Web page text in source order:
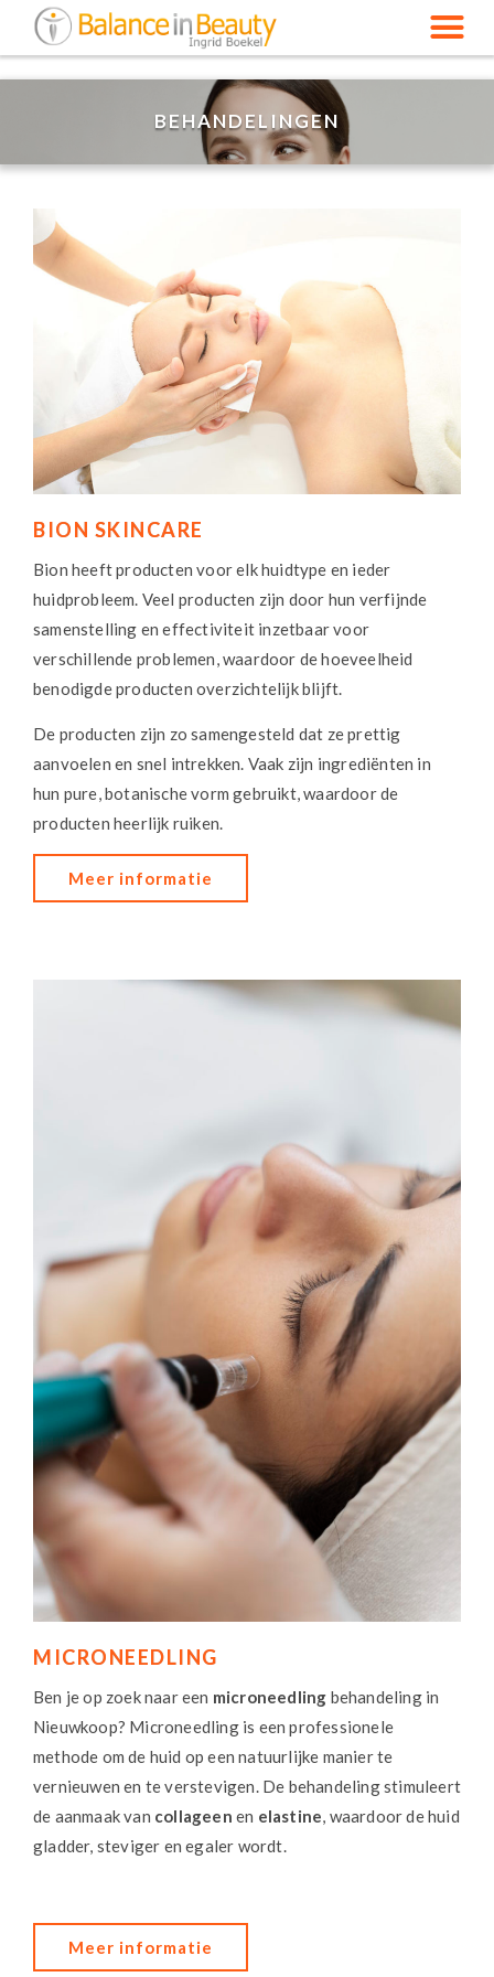
BEHANDELINGEN
BION SKINCARE
Bion heeft producten voor elk huidtype en ieder
huidprobleem. Veel producten zijn door hun verfijnde
samenstelling en effectiviteit inzetbaar voor
verschillende problemen, waardoor de hoeveelheid
benodigde producten overzichtelijk blijft.
De producten zijn zo samengesteld dat ze prettig
aanvoelen en snel intrekken. Vaak zijn ingrediënten in
hun pure, botanische vorm gebruikt, waardoor de
producten heerlijk ruiken.
Meer informatie
MICRONEEDLING
Ben je op zoek naar een microneedling behandeling in
Nieuwkoop? Microneedling is een professionele
methode om de huid op een natuurlijke manier te
vernieuwen en te verstevigen. De behandeling stimuleert
de aanmaak van collageen en elastine, waardoor de huid
gladder, steviger en egaler wordt.
Meer informatie